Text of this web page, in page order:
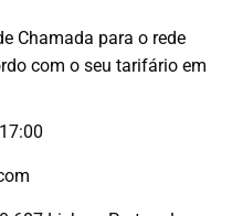
Chamada para o rede
com o seu tarifário em